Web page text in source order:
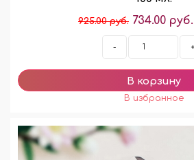
925.00 руб. 734.00 руб.
- +